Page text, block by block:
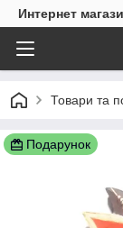
Интернет
Товари та
Подарунок